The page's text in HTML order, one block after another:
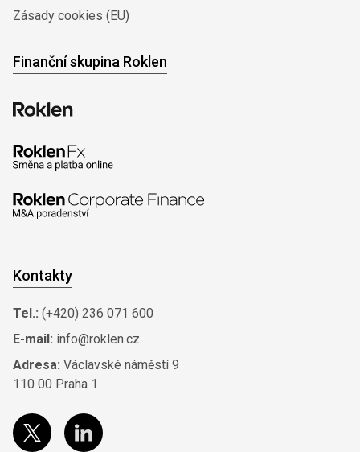
Zásady cookies (EU)
Finanční skupina Roklen
Kontakty
Tel.: (+420) 236 071 600
E-mail: info@roklen.cz
Adresa: Václavské náměstí 9
110 00 Praha 1